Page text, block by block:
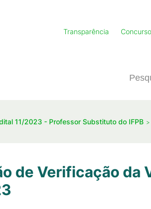
Transparência
11/2023 - Professor Substituto do IFPB
de Verificação da